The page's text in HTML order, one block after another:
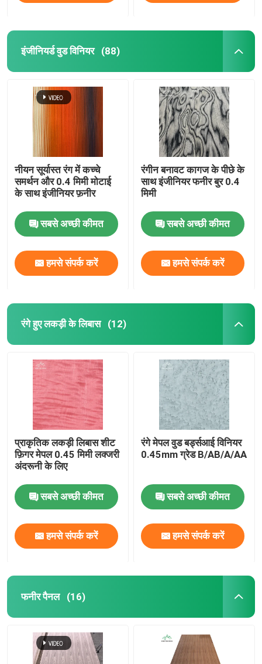
इंजीनियर्ड वुड विनियर (88)
नीयन सूर्यास्त रंग में कच्चे
समर्थन और 0.4 मिमी मोटाई
के साथ इंजीनियर फ़नीर
सबसे अच्छी कीमत
हमसे संपर्क करें
रंगीन बनावट कागज के पीछे के
साथ इंजीनियर फनीर बुर 0.4
मिमी
सबसे अच्छी कीमत
हमसे संपर्क करें
रंगे हुए लकड़ी के लिबास (12)
प्राकृतिक लकड़ी लिबास शीट
फ़िगर मेपल 0.45 मिमी लक्जरी
अंदरूनी के लिए
सबसे अच्छी कीमत
हमसे संपर्क करें
रंगे मेपल वुड बर्ड्सआई विनियर
0.45mm ग्रेड B/AB/A/AA
सबसे अच्छी कीमत
हमसे संपर्क करें
फनीर पैनल (16)